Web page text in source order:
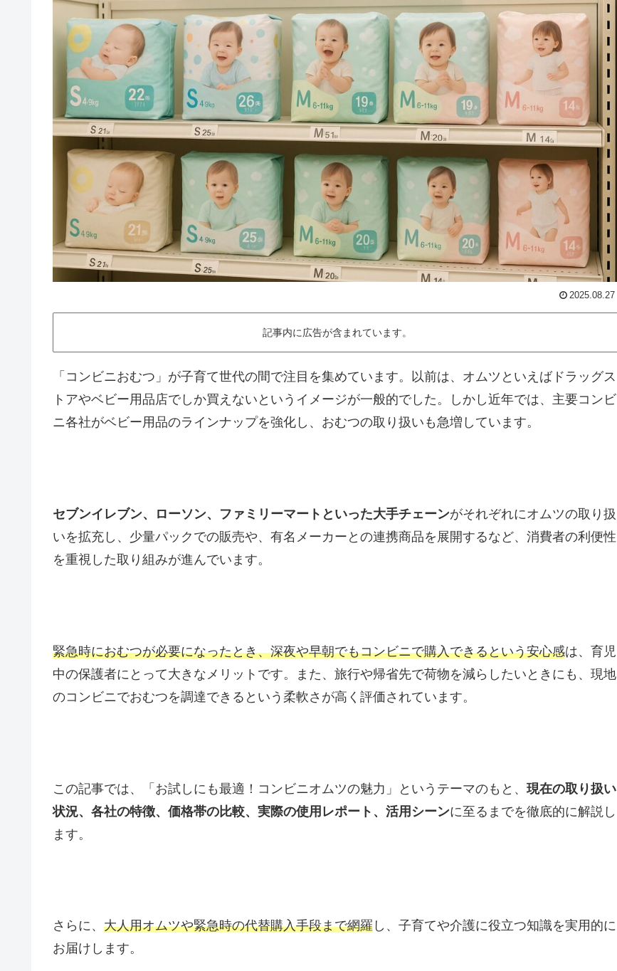
2025.08.27
記事内に広告が含まれています。
「コンビニおむつ」が子育て世代の間で注目を集めています。以前は、オムツといえばドラッグス
トアやベビー用品店でしか買えないというイメージが一般的でした。しかし近年では、主要コンビ
ニ各社がベビー用品のラインナップを強化し、おむつの取り扱いも急増しています。
セブンイレブン、ローソン、ファミリーマートといった大手チェーンがそれぞれにオムツの取り扱
いを拡充し、少量パックでの販売や、有名メーカーとの連携商品を展開するなど、消費者の利便性
を重視した取り組みが進んでいます。
緊急時におむつが必要になったとき、深夜や早朝でもコンビニで購入できるという安心感は、育児
中の保護者にとって大きなメリットです。また、旅行や帰省先で荷物を減らしたいときにも、現地
のコンビニでおむつを調達できるという柔軟さが高く評価されています。
この記事では、「お試しにも最適！コンビニオムツの魅力」というテーマのもと、 現在の取り扱い
状況、各社の特徴、価格帯の比較、実際の使用レポート、活用シーンに至るまでを徹底的に解説し
ます。
さらに、 大人用オムツや緊急時の代替購入手段まで網羅 し、子育てや介護に役立つ知識を実用的に
お届けします。